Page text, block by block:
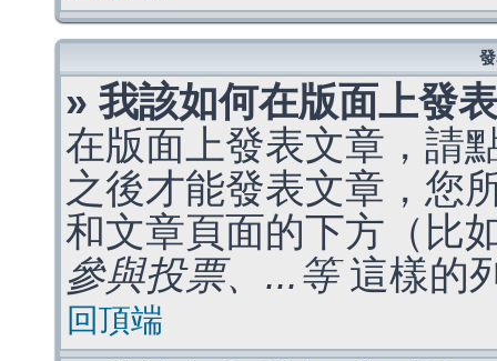
» 我該如何在版面上發
在版面上發表文章，請
之後才能發表文章，您
和文章頁面的下方（比
參與投票、...等這樣的
回頂端